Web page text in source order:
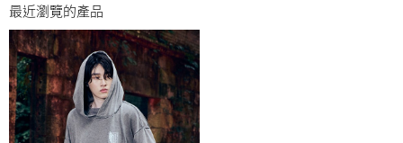
最近瀏覽的產品